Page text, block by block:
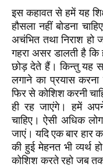
इस कहावत से हमें यह
हौसला नहीं बोडना
अचंभित तथा निराश हो
गहरा असर डालती है
छोड़ देते हैं। किन्तु यह
लगाने का प्रयास
फिर से कोशिश करनी
ही रह जाएंगे। हमें
चाहिए। ऐसी अधिक
जाएं। यदि एक बार हार
की हुई मेहनत भी व्यर्थ
कोशिश करते रहो जब